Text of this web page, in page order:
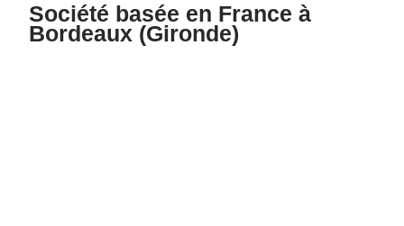
Société basée en France à
Bordeaux (Gironde)